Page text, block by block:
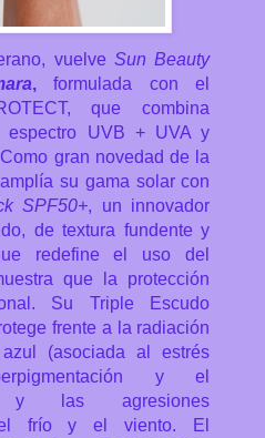
vuelveSun Beauty
,formulada con el
que combina
espectro UVB + UVA y
Como gran novedad de la
amplía su gama solar con
SPF50+, un innovador
de textura fundente y
redefine el uso del
que la protección
Su Triple Escudo
frente a la radiación
(asociada al estrés
y el
y las agresiones
el frío y el viento. El